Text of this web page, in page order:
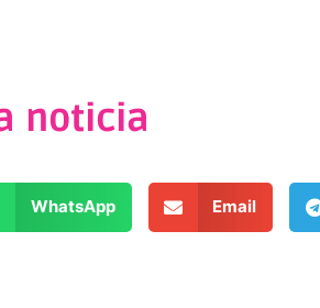
noticia
WhatsApp Email